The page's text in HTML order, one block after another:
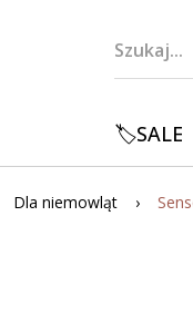
🏷️SALE
Dla niemowląt